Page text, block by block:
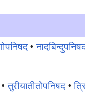
•
तुरीयातीतोपनिषद•